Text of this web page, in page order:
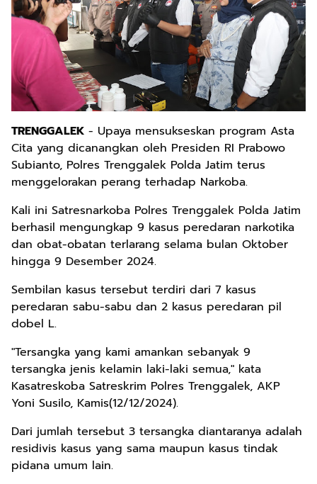
TRENGGALEK - Upaya mensukseskan program Asta
Cita yang dicanangkan oleh Presiden RI Prabowo
Subianto, Polres Trenggalek Polda Jatim terus
menggelorakan perang terhadap Narkoba.
Kali ini Satresnarkoba Polres Trenggalek Polda Jatim
berhasil mengungkap 9 kasus peredaran narkotika
dan obat-obatan terlarang selama bulan Oktober
hingga 9 Desember 2024.
Sembilan kasus tersebut terdiri dari 7 kasus
peredaran sabu-sabu dan 2 kasus peredaran pil
dobel L.
"Tersangka yang kami amankan sebanyak 9
tersangka jenis kelamin laki-laki semua," kata
Kasatreskoba Satreskrim Polres Trenggalek, AKP
Yoni Susilo, Kamis(12/12/2024).
Dari jumlah tersebut 3 tersangka diantaranya adalah
residivis kasus yang sama maupun kasus tindak
pidana umum lain.